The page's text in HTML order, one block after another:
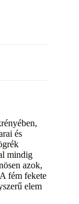
és
mindig
azok,
fém fekete
elem